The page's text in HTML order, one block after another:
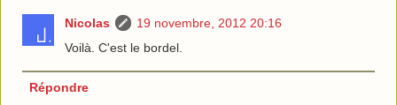
Nicolas
19 novembre, 2012 20:16
Voilà. C'est le bordel.
Répondre